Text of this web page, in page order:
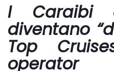
I Caraibi
diventano
Top
operator